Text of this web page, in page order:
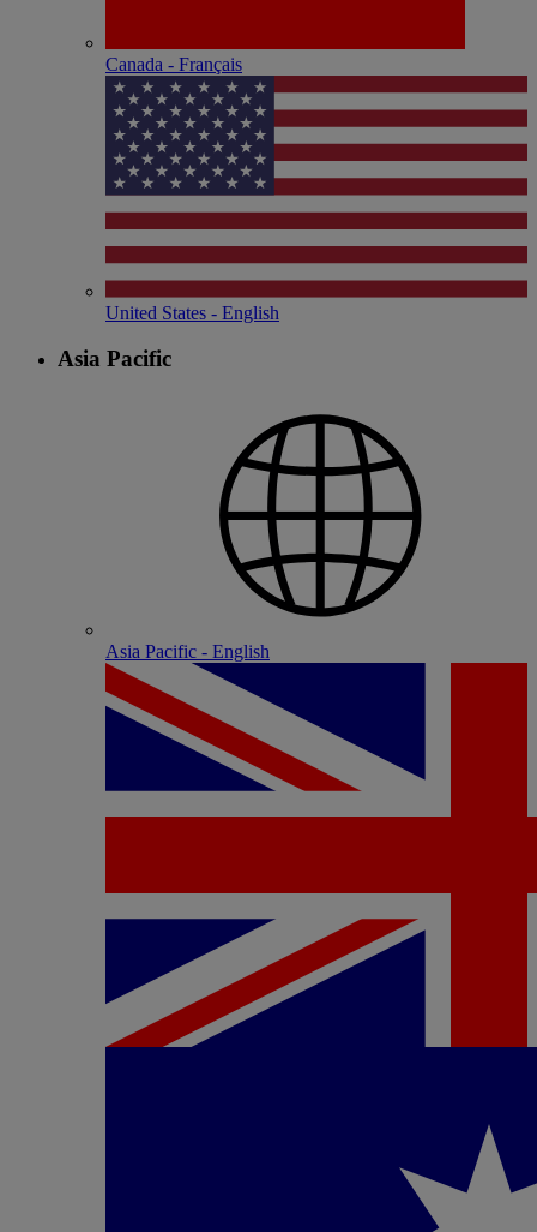
Canada - Français
United States - English
Asia Pacific
Asia Pacific - English